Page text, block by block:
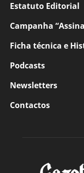
Estatuto Editorial
Campanha
Ficha técnica e
Podcasts
Newsletters
Contactos